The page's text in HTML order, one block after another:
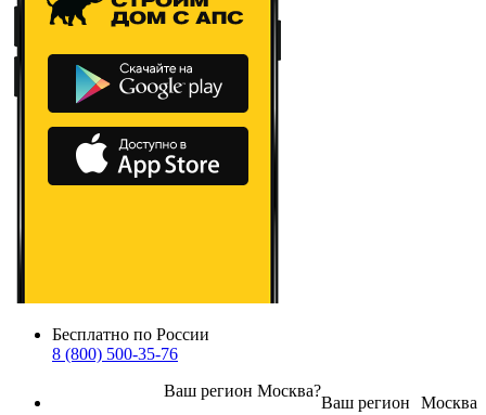
Бесплатно по России
8 (800) 500-35-76
Москва
Ваш регион
Ваш регион Москва?